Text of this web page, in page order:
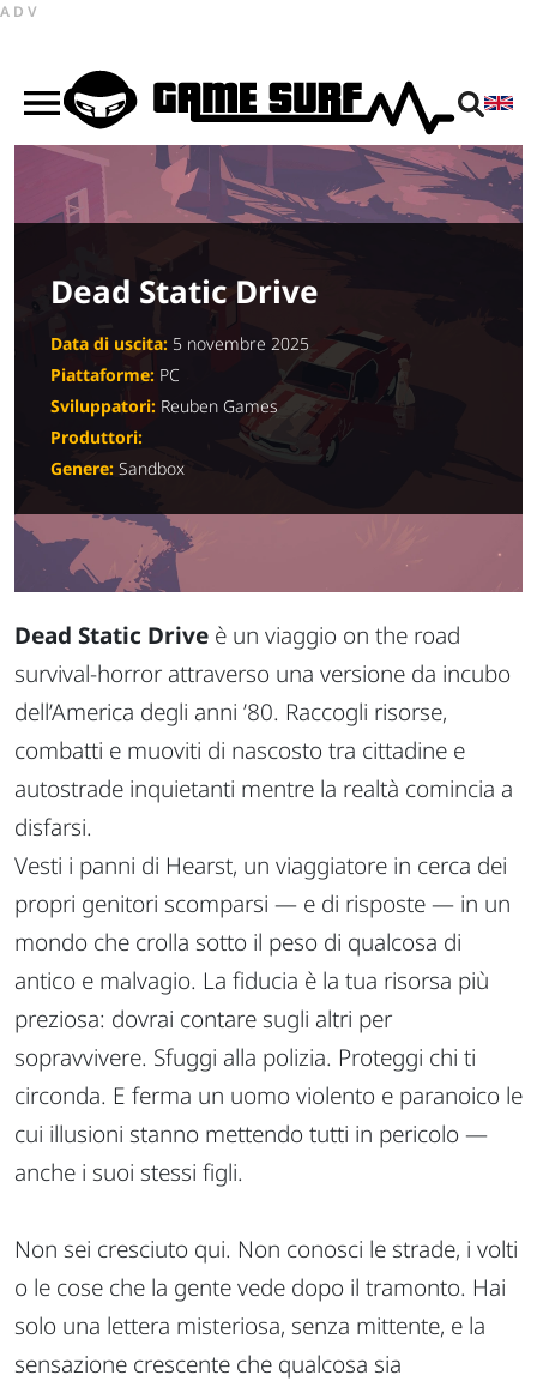
ADV
Dead Static Drive
Data di uscita: 5 novembre 2025
Piattaforme: PC
Sviluppatori: Reuben Games
Produttori:
Genere: Sandbox
Dead Static Drive è un viaggio on the road
survival-horror attraverso una versione da incubo
dell’America degli anni ’80. Raccogli risorse,
combatti e muoviti di nascosto tra cittadine e
autostrade inquietanti mentre la realtà comincia a
disfarsi.
Vesti i panni di Hearst, un viaggiatore in cerca dei
propri genitori scomparsi — e di risposte — in un
mondo che crolla sotto il peso di qualcosa di
antico e malvagio. La fiducia è la tua risorsa più
preziosa: dovrai contare sugli altri per
sopravvivere. Sfuggi alla polizia. Proteggi chi ti
circonda. E ferma un uomo violento e paranoico le
cui illusioni stanno mettendo tutti in pericolo —
anche i suoi stessi figli.
Non sei cresciuto qui. Non conosci le strade, i volti
o le cose che la gente vede dopo il tramonto. Hai
solo una lettera misteriosa, senza mittente, e la
sensazione crescente che qualcosa sia